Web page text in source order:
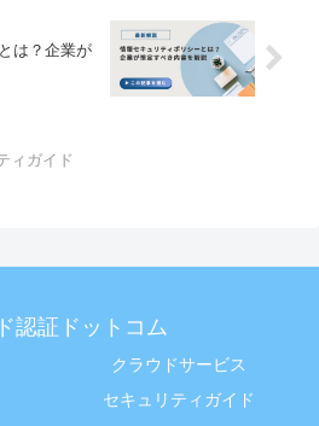
は？企業が
ィガイド
認証ドットコム
クラウドサービス
セキュリティガイド